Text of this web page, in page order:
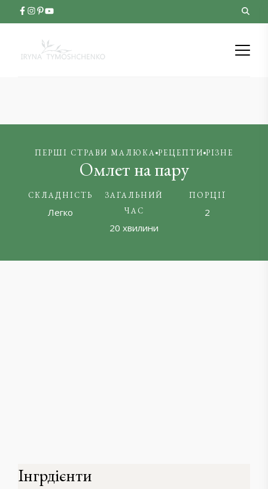
ПЕРШІ СТРАВИ МАЛЮКА РЕЦЕПТИ РІЗНЕ
Омлет на пару
СКЛАДНІСТЬ
Легко
ЗАГАЛЬНИЙ
ЧАС
20 хвилини
ПОРЦІЇ
2
Інгрдієнти